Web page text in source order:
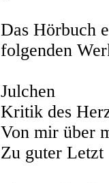
Das Hörbuch
folgenden
Julchen
Kritik des
Von mir über
Zu guter Letzt